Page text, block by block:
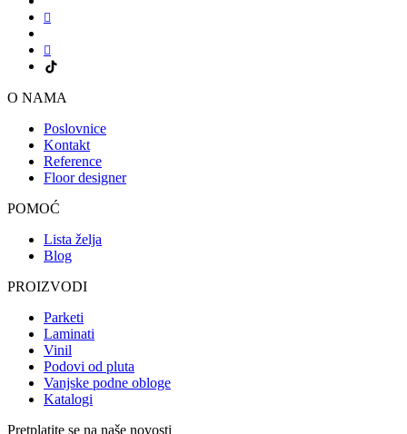
O NAMA
Poslovnice
Kontakt
Reference
Floor designer
POMOĆ
Lista želja
Blog
PROIZVODI
Parketi
Laminati
Vinil
Podovi od pluta
Vanjske podne obloge
Katalogi
Pretplatite se na naše novosti